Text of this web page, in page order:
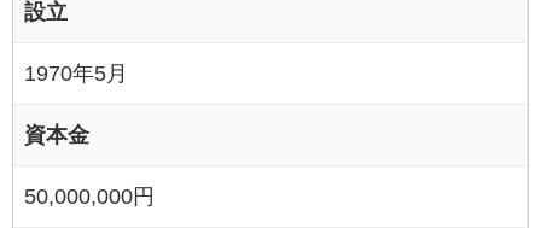
い。
設立
1970年5月
資本金
50,000,000円